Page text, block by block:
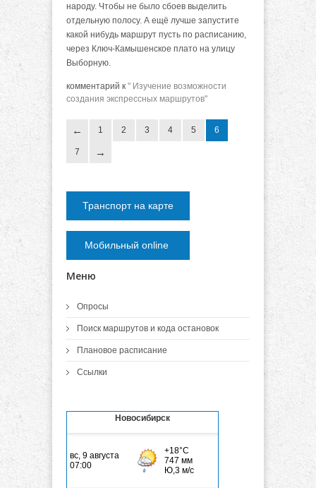
народу. Чтобы не было сбоев выделить
отдельную полосу. А ещё лучше запустите
какой нибудь маршрут пусть по расписанию,
через Ключ-Камышенское плато на улицу
Выборную.
комментарий к " Изучение возможности
создания экспрессных маршрутов"
1 2 3 4 5 6
7
Транспорт на карте
Мобильный online
Меню
Опросы
Поиск маршрутов и кода остановок
Плановое расписание
Ссылки
Новосибирск